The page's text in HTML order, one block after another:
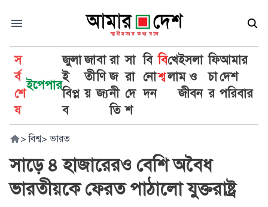
স
র্ব
শে
ষ
ইপেপার
জুলা
ই
বিপ্ল
ব
জা
তী
য়
বা
ণি
জ্য
রা
জ
নী
তি
সা
রা
দে
শ
বি
নো
দন
বি
শ্ব
খে
লা
ইসলা
ম ও
জীবন
ফি
চা
র
আমার
দেশ
পরিবার
> বিশ্ব> ভারত
সাড়ে ৪ হাজারেরও বেশি অবৈধ
ভারতীয়কে ফেরত পাঠালো যুক্তরাষ্ট্র